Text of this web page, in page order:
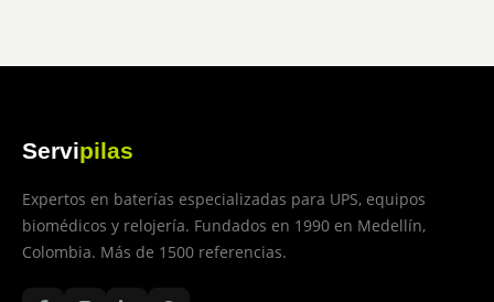
Servipilas
Expertos en baterías especializadas para UPS, equipos
biomédicos y relojería. Fundados en 1990 en Medellín,
Colombia. Más de 1500 referencias.